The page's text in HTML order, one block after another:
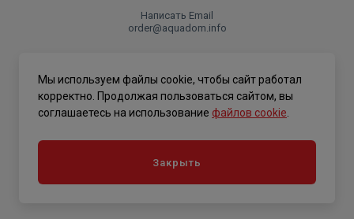
Написать Email
order@aquadom.info
.
Мы используем файлы cookie, чтобы сайт работал
корректно. Продолжая пользоваться сайтом, вы
соглашаетесь на использование файлов cookie
Закрыть